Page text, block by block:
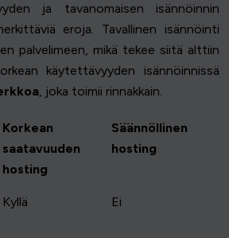
ja tavanomaisen isännöinnin
eroja. Tavallinen isännöinti
palvelimeen, mikä tekee siitä alttiin
käytettävyyden isännöinnissä
, joka toimii rinnakkain.
Korkean
saatavuuden
hosting
Säännöllinen
hosting
Kyllä Ei